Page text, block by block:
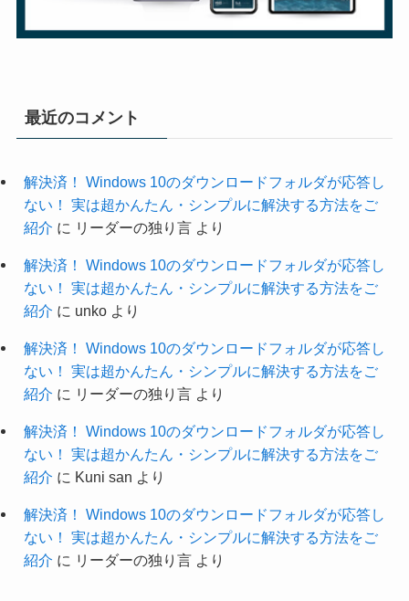
最近のコメント
解決済！ Windows 10のダウンロードフォルダが応答し
ない！ 実は超かんたん・シンプルに解決する方法をご
紹介 に リーダーの独り言より
解決済！ Windows 10のダウンロードフォルダが応答し
ない！ 実は超かんたん・シンプルに解決する方法をご
紹介 に unkoより
解決済！ Windows 10のダウンロードフォルダが応答し
ない！ 実は超かんたん・シンプルに解決する方法をご
紹介 に リーダーの独り言より
解決済！ Windows 10のダウンロードフォルダが応答し
ない！ 実は超かんたん・シンプルに解決する方法をご
紹介 に Kuni san より
解決済！ Windows 10のダウンロードフォルダが応答し
ない！ 実は超かんたん・シンプルに解決する方法をご
紹介 に リーダーの独り言より